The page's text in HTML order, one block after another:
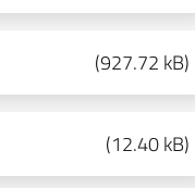
(927.72 kB)
(12.40 kB)